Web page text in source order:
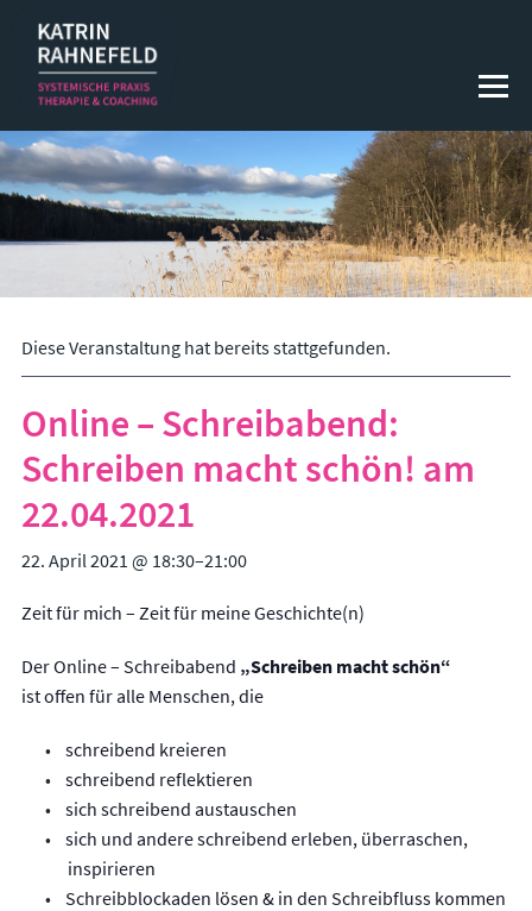
SYSTEMISCHE THERAPIE
Systemische Körper­psycho­therapie
Systemische Paartherapie & Paarberatung
Systemische Familientherapie & Familienberatung
1 : 1 Coaching
Teamcoaching / Teamentwicklung / Supervision
Workshops
Beruf und Lebenssinn
Resilienz und Zeit- und Selbstmanagement
KOSTEN & ABLAUF
ÜBER MICH
BLOG
KONTAKT
IMPRESSUM
Diese Veranstaltung hat bereits stattgefunden.
Online – Schreibabend:
Schreiben macht schön! am
22.04.2021
22. April 2021 @ 18:30–21:00
Zeit für mich – Zeit für meine Geschichte(n)
Der Online – Schreibabend „Schreiben macht schön“
ist offen für alle Menschen, die
schreibend kreieren
schreibend reflektieren
sich schreibend austauschen
sich und andere schreibend erleben, überraschen,
inspirieren
Schreibblockaden lösen & in den Schreibfluss kommen